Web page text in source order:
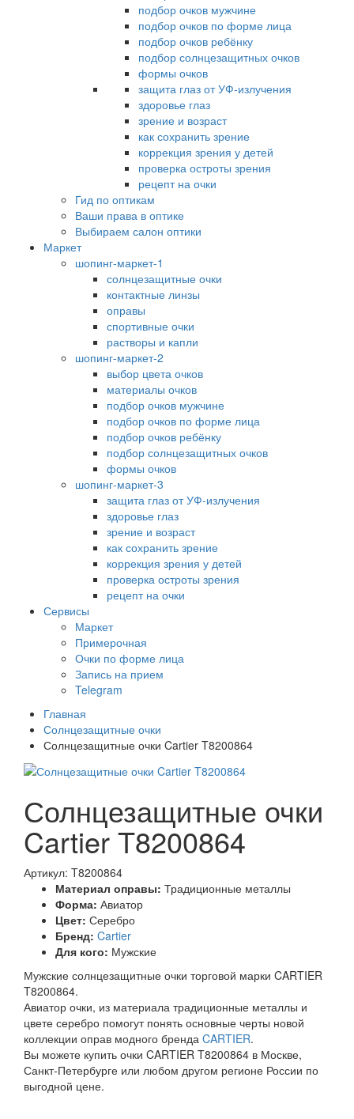
подбор очков мужчине
подбор очков по форме лица
подбор очков ребёнку
подбор солнцезащитных очков
формы очков
защита глаз от УФ-излучения
здоровье глаз
зрение и возраст
как сохранить зрение
коррекция зрения у детей
проверка остроты зрения
рецепт на очки
Гид по оптикам
Ваши права в оптике
Выбираем салон оптики
Маркет
шопинг-маркет-1
солнцезащитные очки
контактные линзы
оправы
спортивные очки
растворы и капли
шопинг-маркет-2
выбор цвета очков
материалы очков
подбор очков мужчине
подбор очков по форме лица
подбор очков ребёнку
подбор солнцезащитных очков
формы очков
шопинг-маркет-3
защита глаз от УФ-излучения
здоровье глаз
зрение и возраст
как сохранить зрение
коррекция зрения у детей
проверка остроты зрения
рецепт на очки
Сервисы
Маркет
Примерочная
Очки по форме лица
Запись на прием
Telegram
Главная
Солнцезащитные очки
Солнцезащитные очки Cartier T8200864
Солнцезащитные очки
Cartier T8200864
Артикул: T8200864
Материал оправы: Традиционные металлы
Форма: Авиатор
Цвет: Серебро
Бренд: Cartier
Для кого: Мужские
Мужские солнцезащитные очки торговой марки CARTIER
T8200864.
Авиатор очки, из материала традиционные металлы и
цвете серебро помогут понять основные черты новой
коллекции оправ модного бренда CARTIER.
Вы можете купить очки CARTIER T8200864 в Москве,
Санкт-Петербурге или любом другом регионе России по
выгодной цене.